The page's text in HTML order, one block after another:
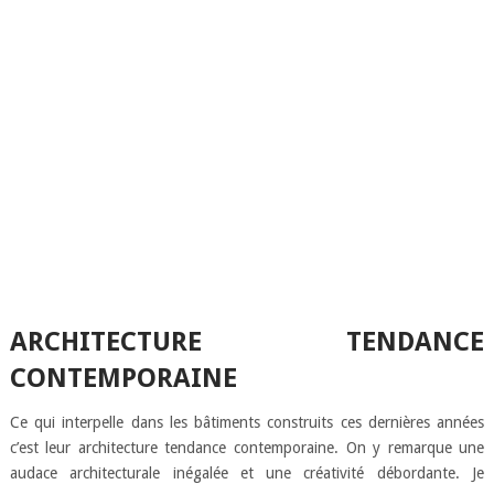
ARCHITECTURE TENDANCE
CONTEMPORAINE
Ce qui interpelle dans les bâtiments construits ces dernières années
c’est leur architecture tendance contemporaine. On y remarque une
audace architecturale inégalée et une créativité débordante. Je